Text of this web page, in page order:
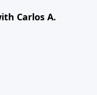
Carlos A.